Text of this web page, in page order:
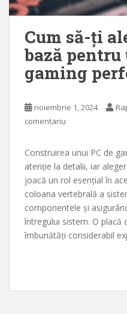
Cum să-ți
bază pentru
gaming
noiembrie 1, 2024
comentariu
Construirea unui PC de
atenție la detalii, iar
joacă un rol esențial în
coloana vertebrală a
componentele și
întregului sistem. O placă
îmbunătăți considerabil